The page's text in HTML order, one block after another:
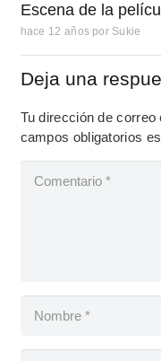
Escena de la
hace 12 años por Sukie
Deja una
Tu dirección de
campos obligatorios